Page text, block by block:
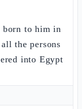
born to him in
the persons
into Egypt